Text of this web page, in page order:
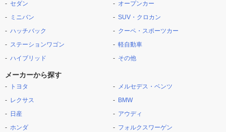
セダン
ミニバン
ハッチバック
ステーションワゴン
ハイブリッド
オープンカー
SUV・クロカン
クーペ・スポーツカー
軽自動車
その他
メーカーから探す
トヨタ
レクサス
日産
ホンダ
メルセデス・ベンツ
BMW
アウディ
フォルクスワーゲン